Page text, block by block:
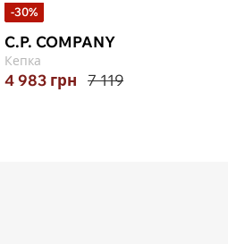
-30%
C.P. COMPANY
Кепка
4 983 грн 7 119